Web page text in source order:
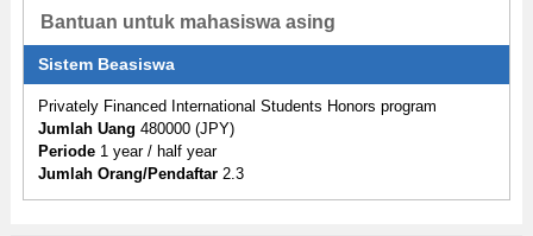
Bantuan untuk mahasiswa asing
Sistem Beasiswa
Privately Financed International Students Honors program
Jumlah Uang 480000 (JPY)
Periode1 year / half year
Jumlah Orang/Pendaftar2.3